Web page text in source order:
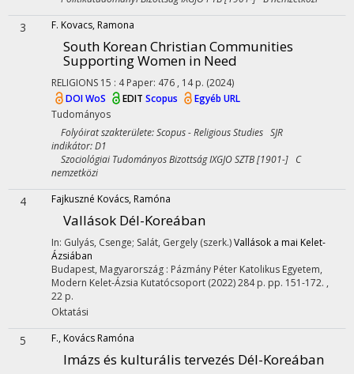
3 F. Kovacs, Ramona
South Korean Christian Communities
Supporting Women in Need
RELIGIONS 15 : 4 Paper: 476 , 14 p. (2024)
DOIWoS EDIT Scopus
Egyéb URL
Tudományos
Folyóirat szakterülete: Scopus - Religious Studies SJR
indikátor: D1
Szociológiai Tudományos Bizottság IXGJO SZTB [1901-] C
nemzetközi
4 Fajkuszné Kovács, Ramóna
Vallások Dél-Koreában
In: Gulyás, Csenge; Salát, Gergely (szerk.)Vallások a mai Kelet-
Ázsiában
Budapest, Magyarország : Pázmány Péter Katolikus Egyetem,
Modern Kelet-Ázsia Kutatócsoport (2022)284 p. pp. 151-172. ,
22 p.
Oktatási
5 F., Kovács Ramóna
Imázs és kulturális tervezés Dél-Koreában